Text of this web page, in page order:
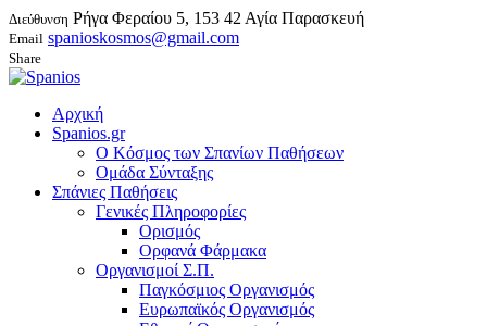
Διεύθυνση Ρήγα Φεραίου 5, 153 42 Αγία Παρασκευή
Email spanioskosmos@gmail.com
Share
Αρχική
Spanios.gr
Ο Κόσμος των Σπανίων Παθήσεων
Ομάδα Σύνταξης
Σπάνιες Παθήσεις
Γενικές Πληροφορίες
Ορισμός
Ορφανά Φάρμακα
Οργανισμοί Σ.Π.
Παγκόσμιος Οργανισμός
Ευρωπαϊκός Οργανισμός